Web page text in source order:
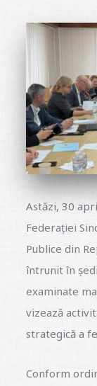
Astăzi, 30
Federației
Publice din
întrunit în
examinate
vizează
strategică a
Conform